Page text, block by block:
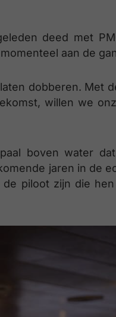
deed met
aan de
dobberen. Met
willen we
boven water
jaren in de
piloot zijn die